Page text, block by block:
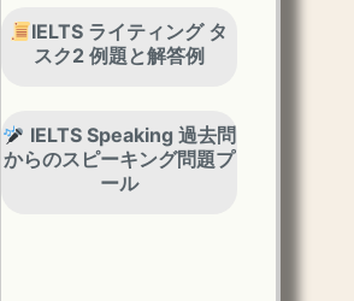
IELTS ライティング タ
スク2 例題と解答例
IELTS Speaking 過去問
からのスピーキング問題プ
ール